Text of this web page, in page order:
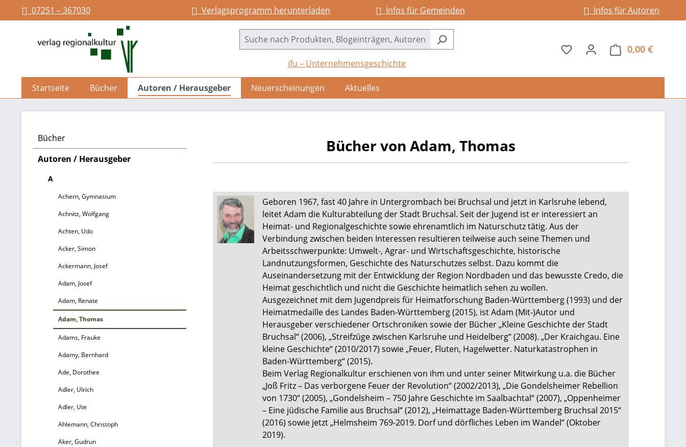
Zur Hauptnavigation springen
07251 – 367030 Verlagsprogramm herunterladen Infos für Gemeinden Infos für Autoren
ifu – Unternehmensgeschichte
Du hast 0 Produkte auf dem
0,00 €
Startseite Bücher Autoren / Herausgeber Neuerscheinungen Aktuelles
Bücher
Autoren / Herausgeber
A
Achern, Gymnasium
Achnitz, Wolfgang
Achten, Udo
Acker, Simon
Ackermann, Josef
Adam, Josef
Adam, Renate
Adam, Thomas
Adams, Frauke
Adamy, Bernhard
Ade, Dorothee
Adler, Ulrich
Adler, Ute
Ahlemann, Christoph
Aker, Gudrun
Bücher von Adam, Thomas
Geboren 1967, fast 40 Jahre in Untergrombach bei Bruchsal und jetzt in Karlsruhe lebend,
leitet Adam die Kulturabteilung der Stadt Bruchsal. Seit der Jugend ist er interessiert an
Heimat- und Regionalgeschichte sowie ehrenamtlich im Naturschutz tätig. Aus der
Verbindung zwischen beiden Interessen resultieren teilweise auch seine Themen und
Arbeitsschwerpunkte: Umwelt-, Agrar- und Wirtschaftsgeschichte, historische
Landnutzungsformen, Geschichte des Naturschutzes selbst. Dazu kommt die
Auseinandersetzung mit der Entwicklung der Region Nordbaden und das bewusste Credo, die
Heimat geschichtlich und nicht die Geschichte heimatlich sehen zu wollen.
Ausgezeichnet mit dem Jugendpreis für Heimatforschung Baden-Württemberg (1993) und der
Heimatmedaille des Landes Baden-Württemberg (2015), ist Adam (Mit-)Autor und
Herausgeber verschiedener Ortschroniken sowie der Bücher „Kleine Geschichte der Stadt
Bruchsal“ (2006), „Streifzüge zwischen Karlsruhe und Heidelberg“ (2008). „Der Kraichgau. Eine
kleine Geschichte“ (2010/2017) sowie „Feuer, Fluten, Hagelwetter. Naturkatastrophen in
Baden-Württemberg“ (2015).
Beim Verlag Regionalkultur erschienen von ihm und unter seiner Mitwirkung u.a. die Bücher
„Joß Fritz – Das verborgene Feuer der Revolution“ (2002/2013), „Die Gondelsheimer Rebellion
von 1730“ (2005), „Gondelsheim – 750 Jahre Geschichte im Saalbachtal“ (2007), „Oppenheimer
– Eine jüdische Familie aus Bruchsal“ (2012), „Heimattage Baden-Württemberg Bruchsal 2015“
(2016) sowie jetzt „Helmsheim 769-2019. Dorf und dörfliches Leben im Wandel“ (Oktober
2019).